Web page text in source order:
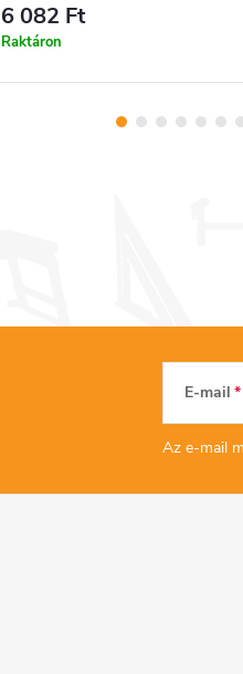
6 082 Ft
Raktáron
E-mail
Az e-mail